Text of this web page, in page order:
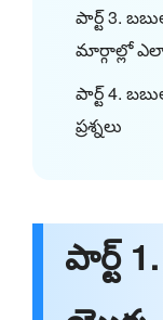
పార్ట్ 3.
మార్గాల్లో
పార్ట్ 4.
ప్రశ్నలు
పార్ట్